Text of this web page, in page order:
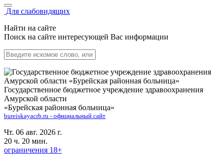
Для слабовидящих
Найти на сайте
Поиск на сайте интересующей Вас информации
Государственное бюджетное учреждение здравоохранения
Амурской области
«Бурейская районная больница»
bureiskayacrb.ru - официальный сайт
Чт. 06 авг. 2026 г.
20 ч. 20 мин.
ограничения 18+